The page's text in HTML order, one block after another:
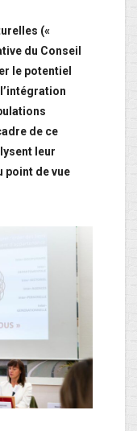
(«
du Conseil
le potentiel
de ce
leur
point de vue